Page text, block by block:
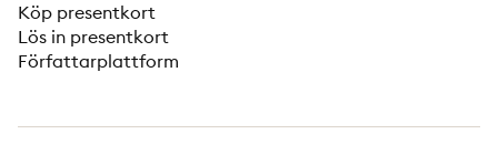
Köp presentkort
Lös in presentkort
Författarplattform